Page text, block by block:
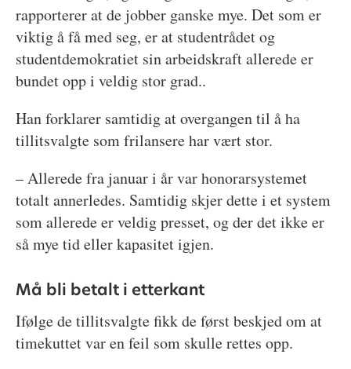
rapporterer at de jobber ganske mye. Det som er
viktig å få med seg, er at studentrådet og
studentdemokratiet sin arbeidskraft allerede er
bundet opp i veldig stor grad..
Han forklarer samtidig at overgangen til å ha
tillitsvalgte som frilansere har vært stor.
– Allerede fra januar i år var honorarsystemet
totalt annerledes. Samtidig skjer dette i et system
som allerede er veldig presset, og der det ikke er
så mye tid eller kapasitet igjen.
Må bli betalt i etterkant
Ifølge de tillitsvalgte fikk de først beskjed om at
timekuttet var en feil som skulle rettes opp.